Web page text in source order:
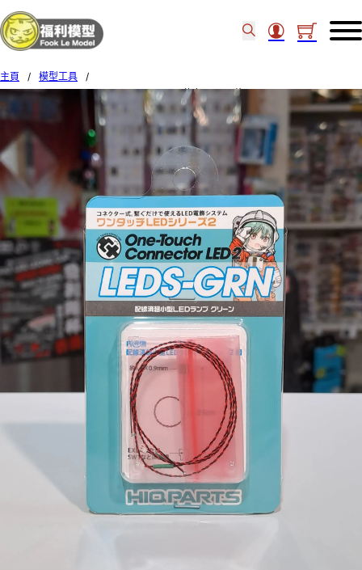
主頁 / 模型工具
/
HIQPARTS One-Touch Connector LED 2 綠色 LED 2 枚 LEDS-GRN 870 37462